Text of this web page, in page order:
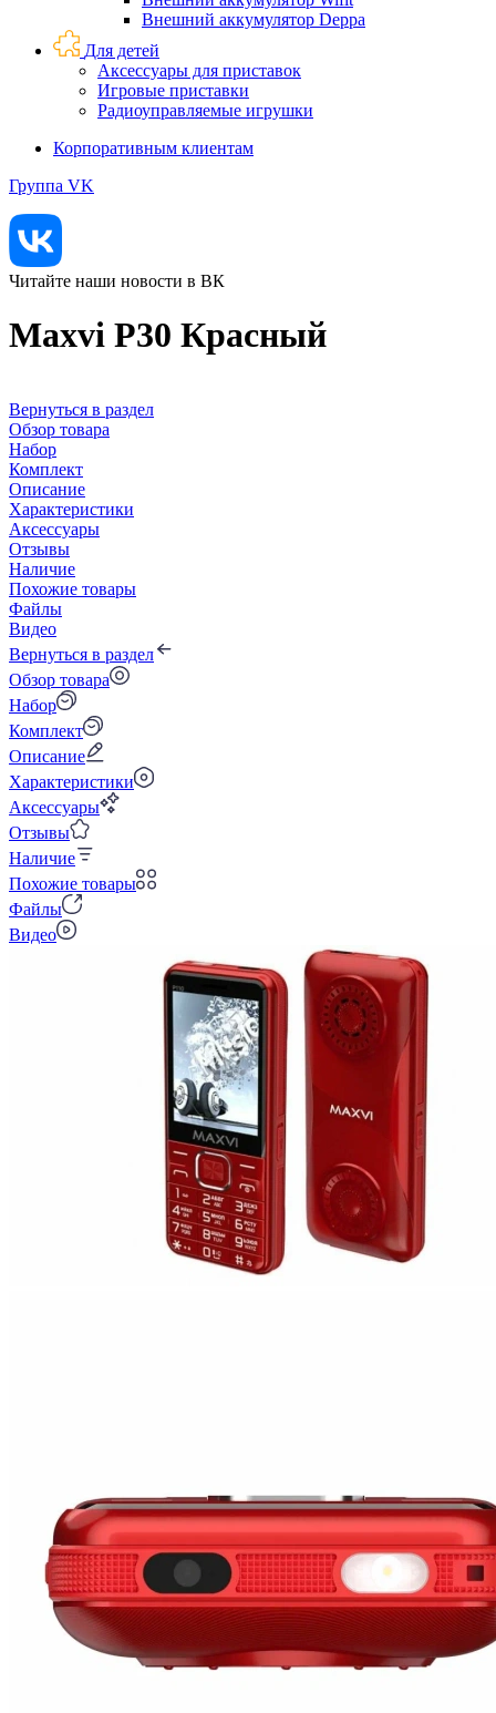
Внешний аккумулятор Deppa
Для детей
Аксессуары для приставок
Игровые приставки
Радиоуправляемые игрушки
Корпоративным клиентам
Группа VK
Читайте наши новости в ВК
Maxvi P30 Красный
Вернуться в раздел
Обзор товара
Набор
Комплект
Описание
Характеристики
Аксессуары
Отзывы
Наличие
Похожие товары
Файлы
Видео
Вернуться в раздел
Обзор товара
Набор
Комплект
Описание
Характеристики
Аксессуары
Отзывы
Наличие
Похожие товары
Файлы
Видео